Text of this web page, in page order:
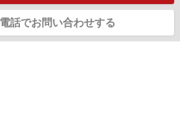
電話でお問い合わせする